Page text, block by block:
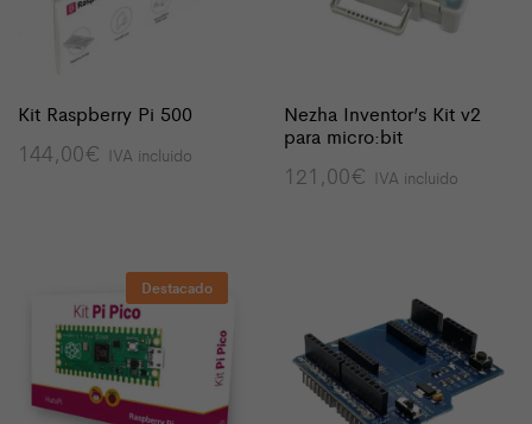
Kit Raspberry Pi 500
144,00€ IVA incluido
Nezha Inventor’s Kit v2
para micro:bit
121,00€ IVA incluido
Destacado